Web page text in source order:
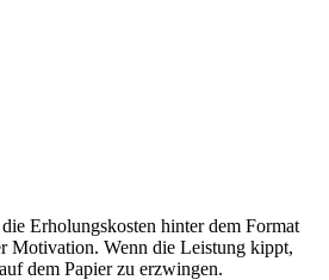
Erholungskosten hinter dem Format
Motivation. Wenn die Leistung kippt,
dem Papier zu erzwingen.